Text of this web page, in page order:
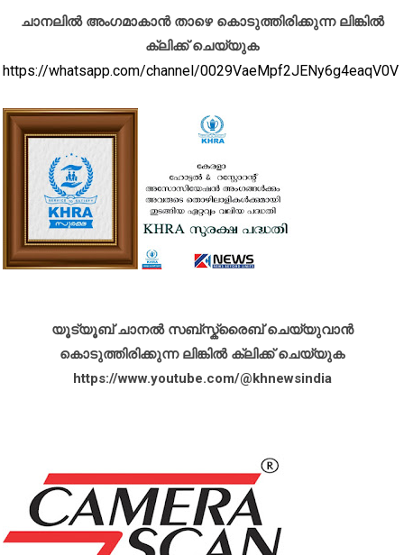
ചാനലിൽ അംഗമാകാൻ താഴെ കൊടുത്തിരിക്കുന്ന ലിങ്കിൽ
ക്ലിക്ക് ചെയ്യുക
https://whatsapp.com/channel/0029VaeMpf2JENy6g4eaqV0V
യൂട്യൂബ് ചാനൽ സബ്സ്ക്രൈബ് ചെയ്യുവാൻ
കൊടുത്തിരിക്കുന്ന ലിങ്കിൽ ക്ലിക്ക് ചെയ്യുക
https://www.youtube.com/@khnewsindia